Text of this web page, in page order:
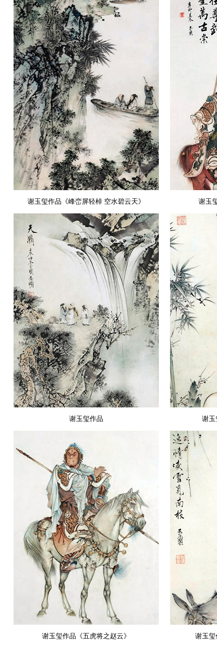
谢玉玺作品《峰峦屏轻棹 空水碧云天》 谢玉
谢玉玺作品 谢玉
谢玉玺作品《五虎将之赵云》 谢玉